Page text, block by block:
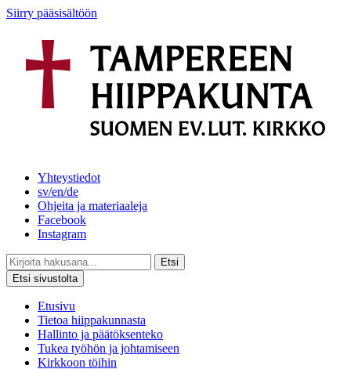
Siirry pääsisältöön
Yhteystiedot
sv/en/de
Ohjeita ja materiaaleja
Facebook
Instagram
Etsi
Etsi sivustolta
Etusivu
Tietoa hiippakunnasta
Hallinto ja päätöksenteko
Tukea työhön ja johtamiseen
Kirkkoon töihin